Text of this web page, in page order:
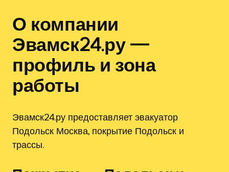
О компании
Эвамск24.ру —
профиль и зона
работы
Эвамск24.ру предоставляет эвакуатор
Подольск Москва, покрытие Подольск и
трассы.